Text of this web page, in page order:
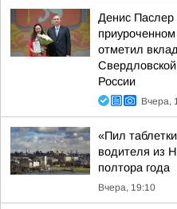
Денис Паслер
отметил
Свердловской
России
Вчера,
«Пил
водителя из
полтора года
Вчера, 19:10